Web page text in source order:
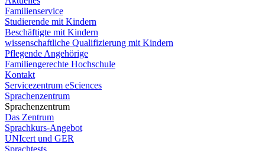
Familienservice
Studierende mit Kindern
Beschäftigte mit Kindern
wissenschaftliche Qualifizierung mit Kindern
Pflegende Angehörige
Familiengerechte Hochschule
Kontakt
Servicezentrum eSciences
Sprachenzentrum
Sprachenzentrum
Das Zentrum
Sprachkurs-Angebot
UNIcert und GER
Sprachtests